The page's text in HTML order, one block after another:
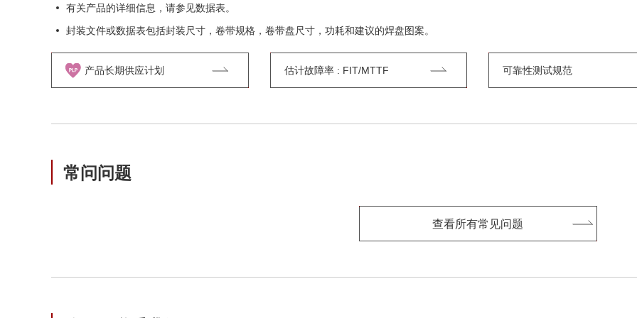
有关产品的详细信息，请参见数据表。
封装文件或数据表包括封装尺寸，卷带规格，卷带盘尺寸，功耗和建议的焊盘图案。
产品长期供应计划 估计故障率 : FIT/MTTF 可靠性测试规范
常问问题
查看所有常见问题